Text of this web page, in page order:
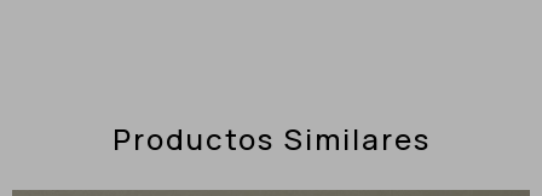
Productos Similares